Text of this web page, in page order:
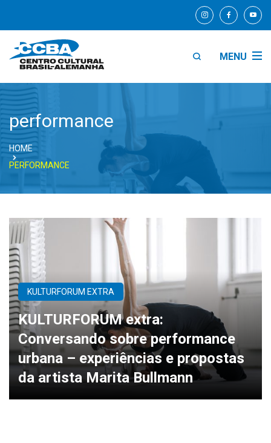
MENU
performance
HOME
PERFORMANCE
KULTURFORUM EXTRA
KULTURFORUM extra:
Conversando sobre performance
urbana – experiências e propostas
da artista Marita Bullmann